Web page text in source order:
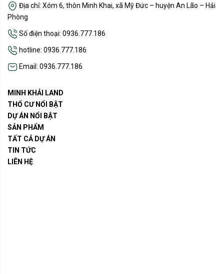
Địa chỉ: Xóm 6, thôn Minh Khai, xã Mỹ Đức – huyện An Lão – Hải
Phòng
Số điện thoại: 0936.777.186
hotline: 0936.777.186
Email: 0936.777.186
MINH KHẢI LAND
THỔ CƯ NỔI BẬT
DỰ ÁN NỔI BẬT
SẢN PHẨM
TẤT CẢ DỰ ÁN
TIN TỨC
LIÊN HỆ